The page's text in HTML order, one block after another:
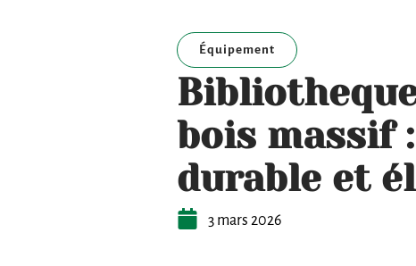
Équipement
bois massif
durable et
3 mars 2026